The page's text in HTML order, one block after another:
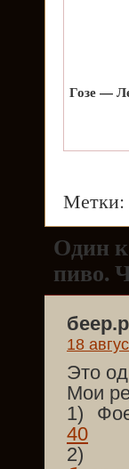
Гозе —
Метки:
Один
пиво.
18
Это
Мои
1)
40
2)